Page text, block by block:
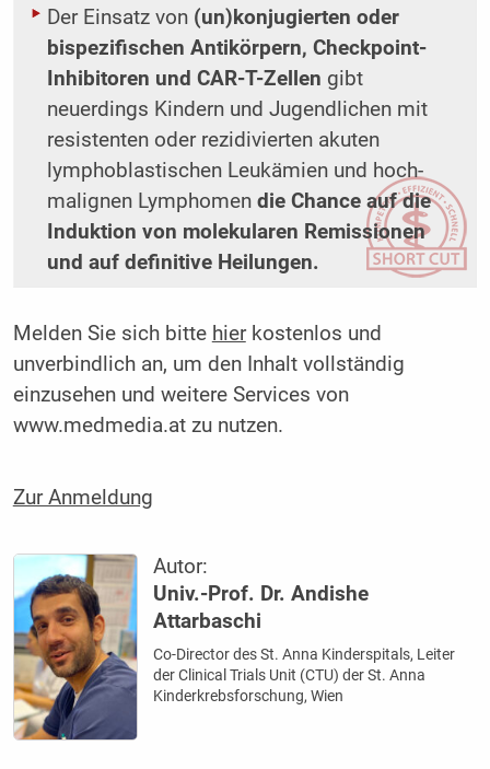
Der Einsatz von (un)konjugierten oder
bispezifischen Antikörpern, Checkpoint-
Inhibitoren und CAR-T-Zellen gibt
neuerdings Kindern und Jugendlichen mit
resistenten oder rezidivierten akuten
lymphoblastischen Leukämien und hoch-
malignen Lymphomen die Chance auf die
Induktion von molekularen Remissionen
und auf definitive Heilungen.
Melden Sie sich bitte hierkostenlos und
unverbindlich an, um den Inhalt vollständig
einzusehen und weitere Services von
www.medmedia.at zu nutzen.
Zur Anmeldung
Autor:
Univ.-Prof. Dr. Andishe
Attarbaschi
Co-Director des St. Anna Kinderspitals, Leiter
der Clinical Trials Unit (CTU) der St. Anna
Kinderkrebsforschung, Wien